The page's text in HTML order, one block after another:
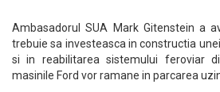
Ambasadorul SUA Mark Gitenstein a
trebuie sa investeasca in constructia
si in reabilitarea sistemului feroviar
masinile Ford vor ramane in parcarea